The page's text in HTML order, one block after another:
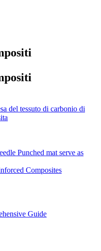
del tessuto di carbonio di
Composites
Guide